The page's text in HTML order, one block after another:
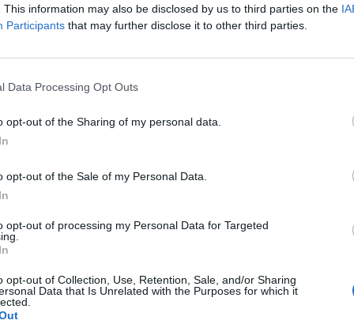
This information may also be disclosed by us to third parties on the
Participants that may further disclose it to other third parties.
Data Processing Opt Outs
opt-out of the Sharing of my personal data.
opt-out of the Sale of my Personal Data.
opt-out of processing my Personal Data for Targeted
opt-out of Collection, Use, Retention, Sale, and/or Sharing
Data that Is Unrelated with the Purposes for which it
változtatásáról.
átlagár tegnap 20.51 USD volt, mely jóval
portfolio.hu hírarchívumához tartozik, melynek olvasása
tartalmazza:
cikkarchívum